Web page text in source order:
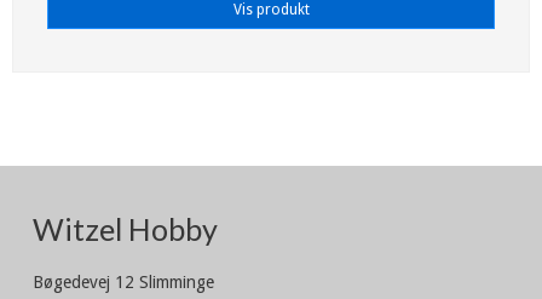
Vis produkt
Witzel Hobby
Bøgedevej 12 Slimminge